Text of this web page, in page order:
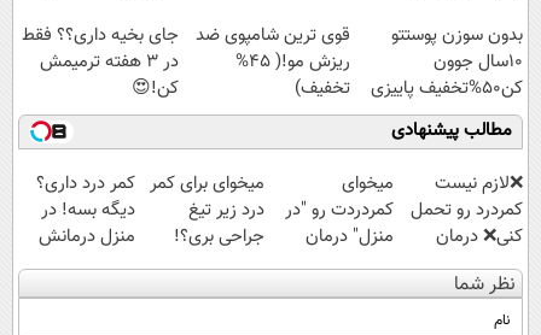
بدون سوزن پوستتو
10سال جوون
کن50%تخفیف پاییزی
قوی ترین شامپوی ضد
ریزش مو!( 45%
تخفیف)
جای بخیه داری؟؟ فقط
در 3 هفته ترمیمش
کن!😍
مطالب پیشنهادی
❌لازم نیست
کمردرد رو تحمل
کنی❌ درمان
بدون جراحی و
قرص
(پرسشنامه)
میخوای
کمردردت رو "در
منزل" درمان
کنی؟ (◂فیلم +
◂پرسش‌نامه)
میخوای برای کمر
درد زیر تیغ
جراحی بری؟!
◗پرسش‌نامه رو
پر کن◖
کمر درد داری؟
دیگه بسه! در
منزل درمانش
کن
(◀پرسش‌نامه)
نظر شما
نام